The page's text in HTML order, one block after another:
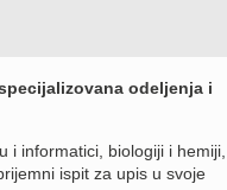
odeljenja i
i informatici, biologiji i hemiji,
ispit za upis u svoje